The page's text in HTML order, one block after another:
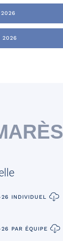
2026
INDIVIDUEL
PAR ÉQUIPE